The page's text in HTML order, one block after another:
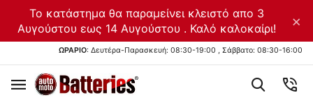
Το κατάστημα θα παραμείνει κλειστό απο 3
Αυγούστου εως 14 Αυγούστου . Καλό καλοκαίρι!
×
ΩΡΑΡΙΟ: Δευτέρα-Παρασκευή: 08:30-19:00 , Σάββατο: 08:30-16:00